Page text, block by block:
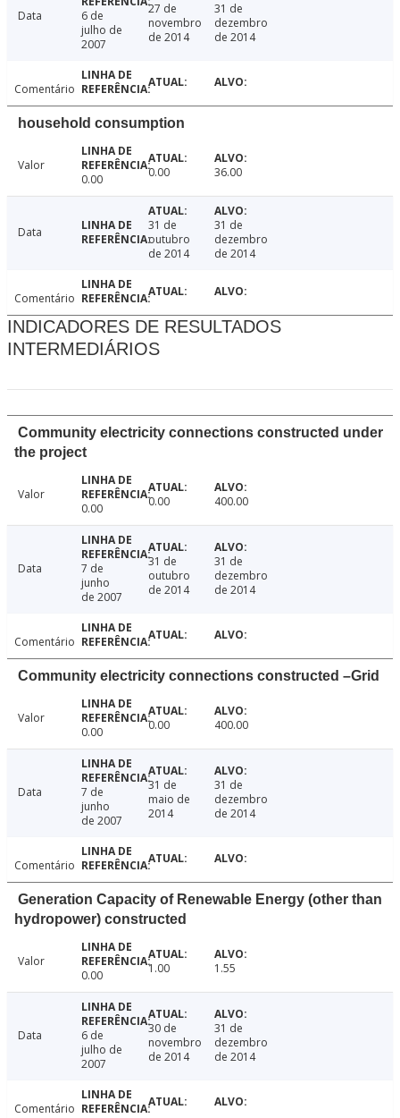
Data
6 de
julho de
2007
27 de
novembro
de 2014
31 de
dezembro
de 2014
Comentário
household consumption
Valor
0.00
0.00 36.00
Data
31 de
outubro
de 2014
31 de
dezembro
de 2014
Comentário
INDICADORES DE RESULTADOS
INTERMEDIÁRIOS
Community electricity connections constructed under
the project
Valor
0.00
0.00 400.00
Data
7 de
junho
de 2007
31 de
outubro
de 2014
31 de
dezembro
de 2014
Comentário
Community electricity connections constructed –Grid
Valor
0.00
0.00 400.00
Data
7 de
junho
de 2007
31 de
maio de
2014
31 de
dezembro
de 2014
Comentário
Generation Capacity of Renewable Energy (other than
hydropower) constructed
Valor
0.00
1.00 1.55
Data
6 de
julho de
2007
30 de
novembro
de 2014
31 de
dezembro
de 2014
Comentário